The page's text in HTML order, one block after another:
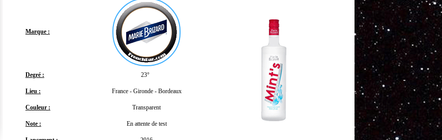
Marque :
Degré : 23°
Lieu : France - Gironde - Bordeaux
Couleur : Transparent
Note : En attente de test